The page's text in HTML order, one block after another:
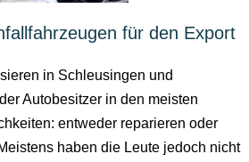
für den Export
in Schleusingen und
Autobesitzer in den meisten
entweder reparieren oder
haben die Leute jedoch nicht